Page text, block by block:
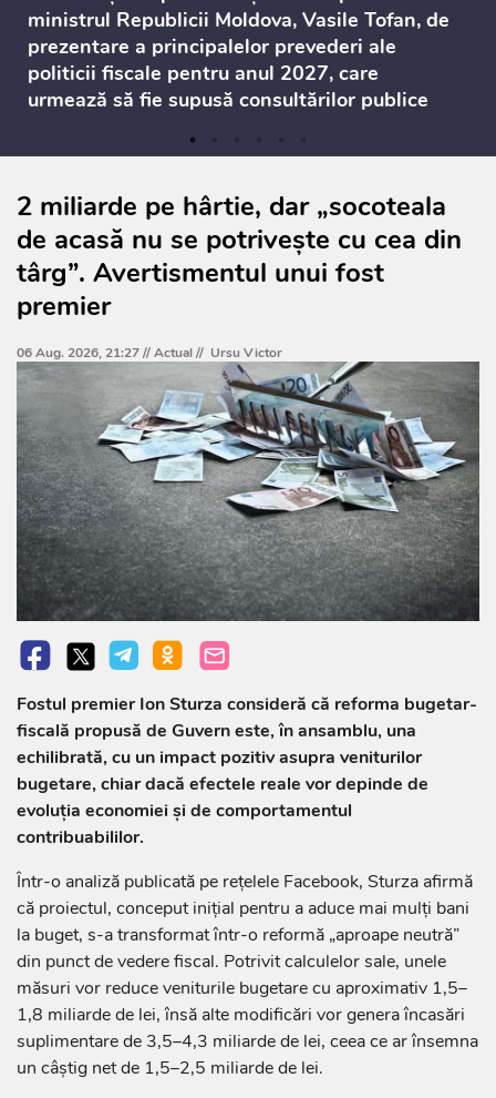
ministrul Republicii Moldova, Vasile Tofan, de
prezentare a principalelor prevederi ale
politicii fiscale pentru anul 2027, care
urmează să fie supusă consultărilor publice
2 miliarde pe hârtie, dar „socoteala
de acasă nu se potrivește cu cea din
târg”. Avertismentul unui fost
premier
06 Aug. 2026, 21:27 //Actual// Ursu Victor
Fostul premier Ion Sturza consideră că reforma bugetar-
fiscală propusă de Guvern este, în ansamblu, una
echilibrată, cu un impact pozitiv asupra veniturilor
bugetare, chiar dacă efectele reale vor depinde de
evoluția economiei și de comportamentul
contribuabililor.
Într-o analiză publicată pe rețelele Facebook, Sturza afirmă
că proiectul, conceput inițial pentru a aduce mai mulți bani
la buget, s-a transformat într-o reformă „aproape neutră”
din punct de vedere fiscal. Potrivit calculelor sale, unele
măsuri vor reduce veniturile bugetare cu aproximativ 1,5–
1,8 miliarde de lei, însă alte modificări vor genera încasări
suplimentare de 3,5–4,3 miliarde de lei, ceea ce ar însemna
un câștig net de 1,5–2,5 miliarde de lei.